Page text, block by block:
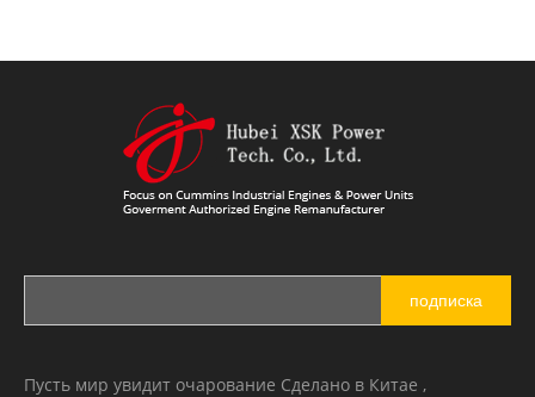
подписка
Пусть мир увидит очарование Сделано в Китае ,